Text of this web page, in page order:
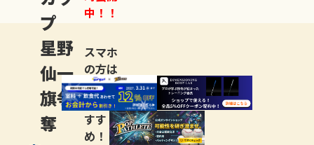
プ
星野
仙一
旗争
奪
中！！
スマホ
の方は
LINE登
録がお
すす
め！